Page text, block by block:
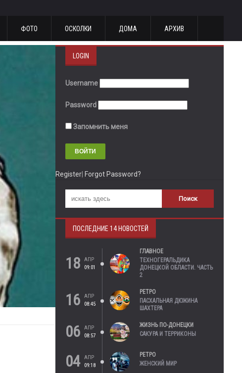
ФОТО ОСКОЛКИ ДОМА АРХИВ
LOGIN
Username
Password
Запомнить меня
Register Forgot Password?
ПОСЛЕДНИЕ 14 НОВОСТЕЙ
18
АПР
09:01
ГЛАВНОЕ
ТЕХНОГЕРАЛЬДИКА
ДОНЕЦКОЙ ОБЛАСТИ. ЧАСТЬ
2
16
АПР
08:45
РЕТРО
ПАСХАЛЬНАЯ ДЮЖИНА
ШАХТЕРА
06
АПР
08:57
ЖИЗНЬ ПО-ДОНЕЦКИ
САКУРА И ТЕРРИКОНЫ
04
АПР
09:18
РЕТРО
ЖЕНСКИЙ МИР